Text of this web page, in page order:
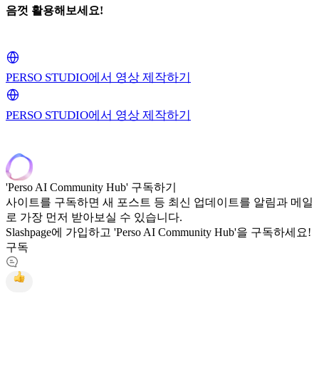
음껏 활용해보세요!
PERSO STUDIO에서 영상 제작하기
PERSO STUDIO에서 영상 제작하기
'Perso AI Community Hub' 구독하기
사이트를 구독하면 새 포스트 등 최신 업데이트를 알림과 메일
로 가장 먼저 받아보실 수 있습니다.
Slashpage에 가입하고 'Perso AI Community Hub'을 구독하세요!
구독